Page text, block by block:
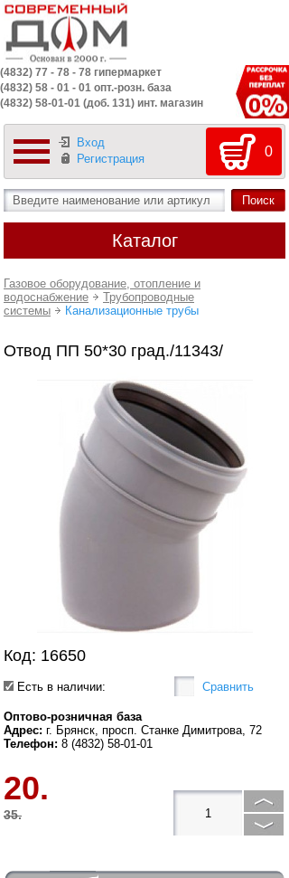
(4832) 77 - 78 - 78 гипермаркет
(4832) 58 - 01 - 01 опт.-розн. база
(4832) 58-01-01 (доб. 131) инт. магазин
Вход
Регистрация
0
Каталог
Газовое оборудование, отопление и
водоснабжение
Трубопроводные
системы
Канализационные трубы
Отвод ПП 50*30 град./11343/
Код: 16650
Есть в наличии: Сравнить
Оптово-розничная база
Адрес: г. Брянск, просп. Станке Димитрова, 72
Телефон: 8 (4832) 58-01-01
20.
35.